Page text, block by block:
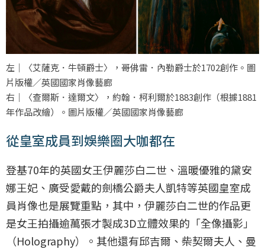
左｜〈艾薩克．牛頓爵士〉，哥佛雷．內勒爵士於1702創作。圖
片版權／英國國家肖像藝廊
右｜〈查爾斯．達爾文〉，約翰．柯利爾於1883創作（根據1881
年作品改繪）。圖片版權／英國國家肖像藝廊
從皇室成員到娛樂圈大咖都在
登基70年的英國女王伊麗莎白二世、溫暖優雅的黛安
娜王妃、廣受愛戴的劍橋公爵夫人凱特等英國皇室成
員肖像也是展覽重點，其中，伊麗莎白二世的作品更
是女王拍攝逾萬張才製成3D立體效果的「全像攝影」
（Holography）。其他還有邱吉爾、柴契爾夫人、曼